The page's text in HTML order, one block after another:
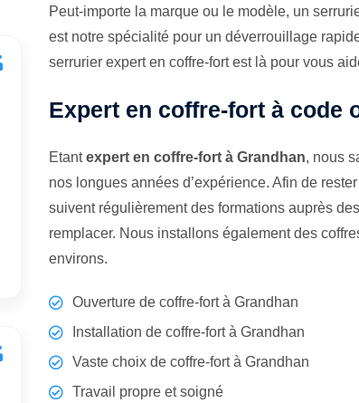
Peut-importe la marque ou le modèle, un
est notre spécialité pour un déverrouillage
serrurier expert en coffre-fort est là pour vous
Expert en coffre-fort à code
Etantexpert en coffre-fort à Grandhan, nous
nos longues années d’expérience. Afin de
suivent régulièrement des formations auprès
remplacer. Nous installons également des
environs.
Ouverture de coffre-fort à Grandhan
Installation de coffre-fort à Grandhan
Vaste choix de coffre-fort à Grandhan
Travail propre et soigné